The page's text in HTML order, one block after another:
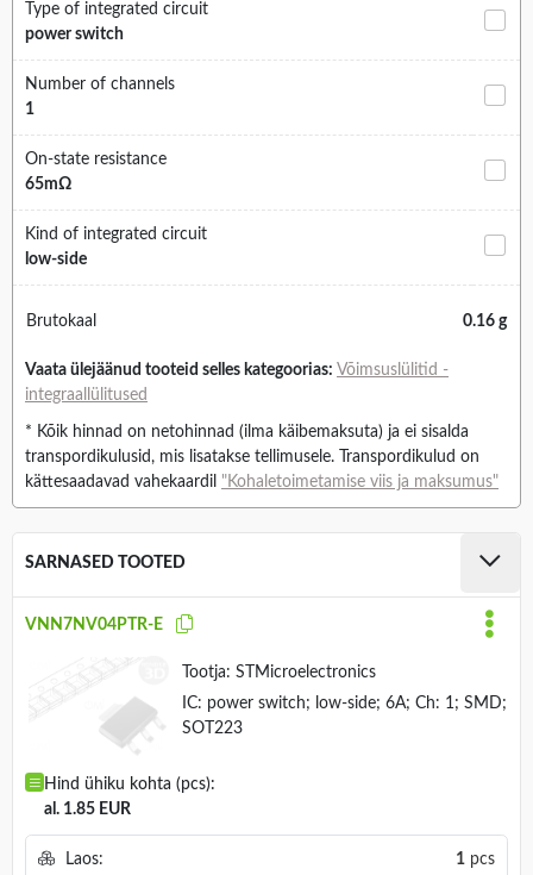
Type of integrated circuit
power switch
Number of channels
1
On-state resistance
65mΩ
Kind of integrated circuit
low-side
Brutokaal 0.16 g
Vaata ülejäänud tooteid selles kategoorias: Võimsuslülitid -
integraallülitused
* Kõik hinnad on netohinnad (ilma käibemaksuta) ja ei sisalda
transpordikulusid, mis lisatakse tellimusele. Transpordikulud on
kättesaadavad vahekaardil "Kohaletoimetamise viis ja maksumus"
SARNASED TOOTED
VNN7NV04PTR-E
Tootja: STMicroelectronics
IC: power switch; low-side; 6A; Ch: 1; SMD;
SOT223
Hind ühiku kohta (pcs):
al. 1.85 EUR
Laos: 1 pcs